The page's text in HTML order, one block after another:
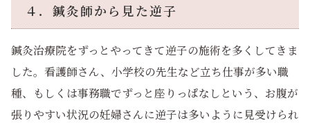
４．鍼灸師から見た逆子
鍼灸治療院をずっとやってきて逆子の施術を多くしてきま
した。看護師さん、小学校の先生など立ち仕事が多い職
種、もしくは事務職でずっと座りっぱなしという、お腹が
張りやすい状況の妊婦さんに逆子は多いように見受けられ